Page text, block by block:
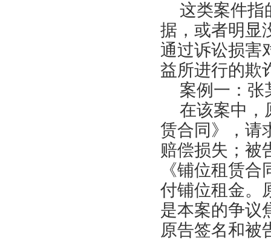
这类案件指
据，或者明显
通过诉讼损害
益所进行的欺
案例一：张
在该案中，
赁合同》，请
赔偿损失；被
《铺位租赁
付铺位租金。
是本案的争议
原告签名和被